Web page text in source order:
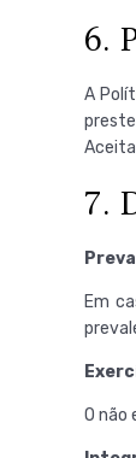
6.
A
7.
Em
O não